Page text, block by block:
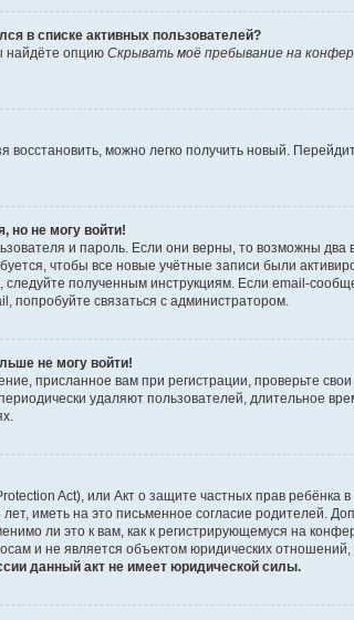
в списке активных пользователей?
найдёте опцию Скрывать моё пребывание на
восстановить, можно легко получить новый.
но не могу войти!
и пароль. Если они верны, то возможны
чтобы все новые учётные записи были
полученным инструкциям. Если email-
попробуйте связаться с администратором.
не могу войти!
присланное вам при регистрации, проверьте
удаляют пользователей, длительное
Act), или Акт о защите частных прав
иметь на это письменное согласие родителей.
ли это к вам, как к регистрирующемуся на
и не является объектом юридических отношений,
данный акт не имеет юридической силы.